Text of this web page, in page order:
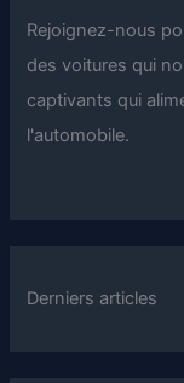
Rejoignez-nous
des voitures qui
captivants qui
l'automobile.
Derniers articles